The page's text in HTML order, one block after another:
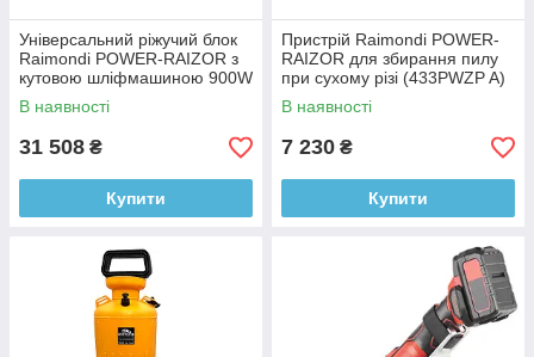
Універсальний ріжучий блок
Raimondi POWER-RAIZOR з
кутовою шліфмашиною 900W
(433PWR EU)
В наявності
31 508 ₴
Купити
Пристрій Raimondi POWER-
RAIZOR для збирання пилу
при сухому різі (433PWZP A)
В наявності
7 230 ₴
Купити